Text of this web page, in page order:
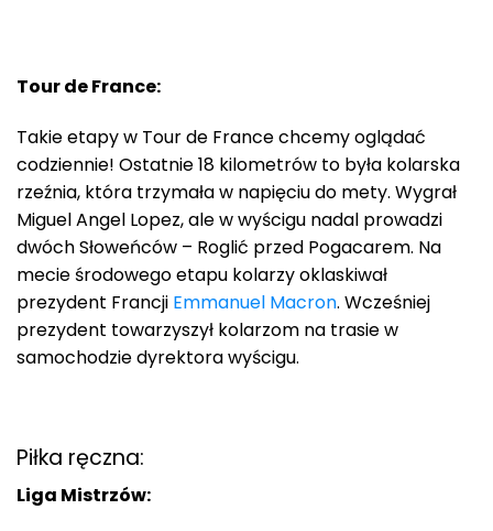
Tour de France:
Takie etapy w Tour de France chcemy oglądać
codziennie! Ostatnie 18 kilometrów to była kolarska
rzeźnia, która trzymała w napięciu do mety. Wygrał
Miguel Angel Lopez, ale w wyścigu nadal prowadzi
dwóch Słoweńców – Roglić przed Pogacarem. Na
mecie środowego etapu kolarzy oklaskiwał
prezydent Francji Emmanuel Macron. Wcześniej
prezydent towarzyszył kolarzom na trasie w
samochodzie dyrektora wyścigu.
Piłka ręczna:
Liga Mistrzów: